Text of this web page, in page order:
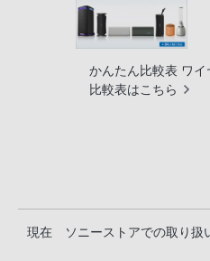
かんたん比較表 ワ
比較表はこちら
現在 ソニーストアでの取り扱